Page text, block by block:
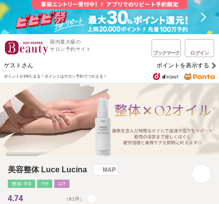
国内最大級の
サロン予約サイト
ブックマーク ログイン
ゲストさん ポイントを表示する
ポイントが1%たまる！ ポイントはサロン予約でつかえる！
美容整体 Luce Lucina MAP
整体･ｶｲﾛ ﾘﾗｸ ｴｽﾃ
4.74 （61件）